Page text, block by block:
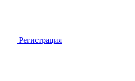
Регистрация